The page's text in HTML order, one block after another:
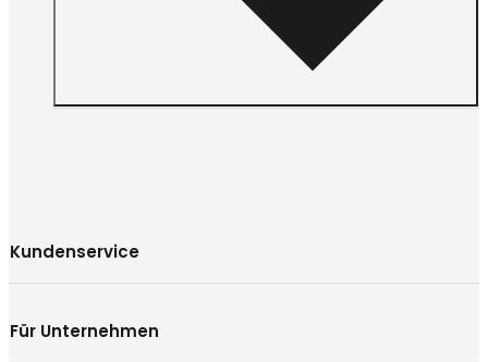
Kundenservice
Für Unternehmen